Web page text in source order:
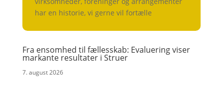
har en historie, vi gerne vil fortælle
Fra ensomhed til fællesskab: Evaluering viser
markante resultater i Struer
7. august 2026